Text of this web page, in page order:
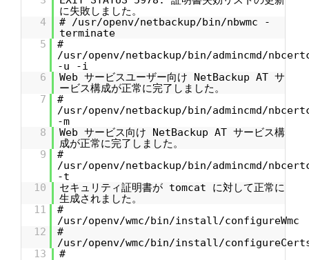
に失敗しました。
4
# /usr/openv/netbackup/bin/nbwmc -
terminate
5
#
/usr/openv/netbackup/bin/admincmd/
-u -i
6
Web サービスユーザー向け NetBackup AT サ
ービス構成が正常に完了しました。
7
#
/usr/openv/netbackup/bin/admincmd/
-m
8
Web サービス向け NetBackup AT サービス構
成が正常に完了しました。
9
#
/usr/openv/netbackup/bin/admincmd/
-t
10
セキュリティ証明書が tomcat に対して正常に
生成されました。
11
#
/usr/openv/wmc/bin/install/configureWmc
12
#
/usr/openv/wmc/bin/install/
13
#